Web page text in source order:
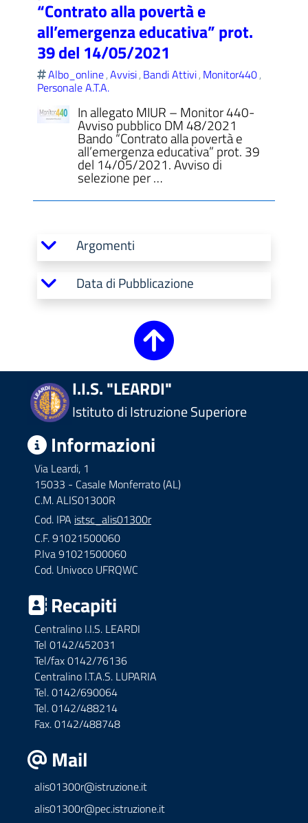
del sito
“Contrato alla povertà e
all’emergenza educativa” prot.
39 del 14/05/2021
Albo_online,Avvisi, Bandi Attivi, Monitor440,
Personale A.T.A.
In allegato MIUR – Monitor 440-
Avviso pubblico DM 48/2021
Bando “Contrato alla povertà e
all’emergenza educativa” prot. 39
del 14/05/2021. Avviso di
selezione per …
Argomenti
Data di Pubblicazione
I.I.S. "LEARDI"
Istituto di Istruzione Superiore
Informazioni
Via Leardi, 1
15033 - Casale Monferrato (AL)
C.M. ALIS01300R
Cod. IPA istsc_alis01300r
C.F. 91021500060
P.Iva 91021500060
Cod. Univoco UFRQWC
Recapiti
Centralino I.I.S. LEARDI
Tel 0142/452031
Tel/fax 0142/76136
Centralino I.T.A.S. LUPARIA
Tel. 0142/690064
Tel. 0142/488214
Fax. 0142/488748
Mail
alis01300r@istruzione.it
alis01300r@pec.istruzione.it